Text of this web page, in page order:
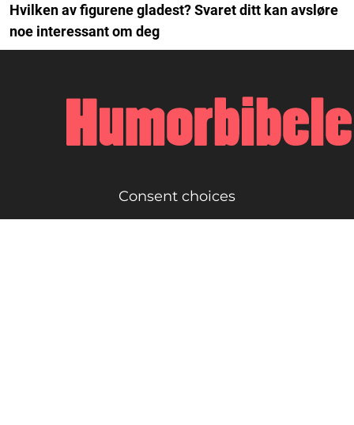
Hvilken av figurene gladest? Svaret ditt kan avsløre
noe interessant om deg
Consent choices